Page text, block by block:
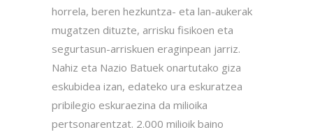
horrela, beren hezkuntza- eta lan-aukerak
mugatzen dituzte, arrisku fisikoen eta
segurtasun-arriskuen eraginpean jarriz.
Nahiz eta Nazio Batuek onartutako giza
eskubidea izan, edateko ura eskuratzea
pribilegio eskuraezina da milioika
pertsonarentzat. 2.000 milioik baino